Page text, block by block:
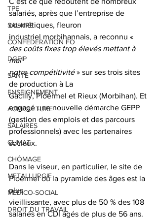
TPE
SALAIRE
CONFEDERATION FO
DGFIP
SANTE
ENSEIGNEMENT
AGRICULTURE
SALAIRES
CLIMAT
CHÔMAGE
METALLURGIE
MEDICO-SOCIAL
DROIT DU TRAVAIL
salariés, après que l’entreprise de
cosmétiques, fleuron
industriel morbihannais, a reconnu «
des coûts fixes trop élevés mettant à
mal
notre compétitivité » sur ses trois sites
de production à La
Gacilly, Ploërmel et Rieux (Morbihan). Et
engagé une nouvelle démarche GEPP
(gestion des emplois et des parcours
professionnels) avec les partenaires
sociaux.
Dans le viseur, en particulier, le site de
Ploërmel où la pyramide des âges est la
plus
vieillissante, avec plus de 50 % des 108
salariés en CDI âgés de plus de 56 ans.